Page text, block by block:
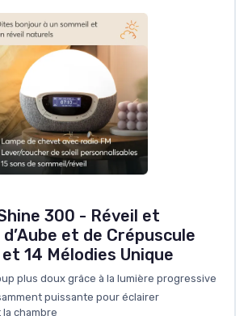
300 - Réveil et
et de Crépuscule
14 Mélodies Unique
plus doux grâce à la lumière progressive
puissante pour éclairer
chambre